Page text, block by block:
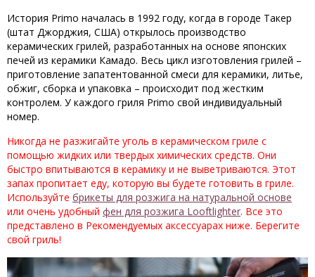
История Primo началась в 1992 году, когда в городе Такер
(штат Джорджия, США) открылось производство
керамических грилей, разработанных на основе японских
печей из керамики Камадо. Весь цикл изготовления грилей –
приготовление запатентованной смеси для керамики, литье,
обжиг, сборка и упаковка – происходит под жестким
контролем. У каждого гриля Primo свой индивидуальный
номер.
Никогда не разжигайте уголь в керамическом гриле с
помощью жидких или твердых химических средств. Они
быстро впитываются в керамику и не выветриваются. Этот
запах пропитает еду, которую вы будете готовить в гриле.
Используйте брикеты для розжига на натуральной основе
или очень удобный фен для розжига Looftlighter. Все это
представлено в Рекомендуемых аксессуарах ниже. Берегите
свой гриль!